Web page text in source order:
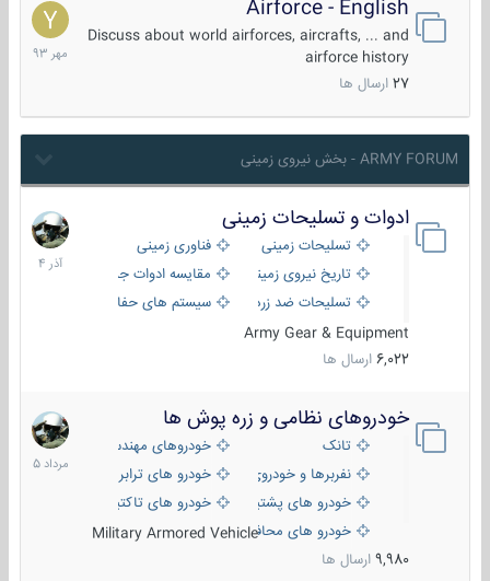
Airforce - English
Discuss about world airforces, aircrafts, ... and
airforce history
27 ارسال ها
15
مهر
1393
ARMY FORUM - بخش نیروی زمینی
ادوات و تسلیحات زمینی
تسلیحات زمینی
فناوری زمینی
تاریخ نیروی زمینی
مقایسه ادوات جنگی
تسلیحات ضد زره
سیستم های حفاظت فعال
Army Gear & Equipment
6,022 ارسال ها
21
آذر
1404
خودروهای نظامی و زره پوش ها
تانک
خودروهای مهندسی
نفربرها و خودروی های رزمی پیاده نظام
خودرو های ترابری نظامی
خودرو های پشتیبانی آتش ، شناسایی و ضد تانک
خودرو های تاکتیکی نظامی
خودرو های محافظت شدهMilitary Armored Vehicle
9,980 ارسال ها
2
مرداد
1405